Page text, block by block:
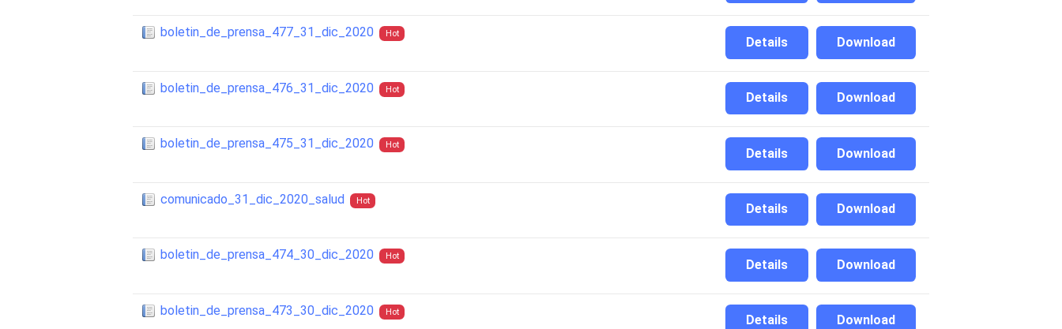
boletin_de_prensa_477_31_dic_2020 Hot
Download
Details
boletin_de_prensa_476_31_dic_2020 Hot
Download
Details
boletin_de_prensa_475_31_dic_2020 Hot
Download
Details
comunicado_31_dic_2020_salud Hot
Download
Details
boletin_de_prensa_474_30_dic_2020 Hot
Download
Details
boletin_de_prensa_473_30_dic_2020 Hot
Download
Details